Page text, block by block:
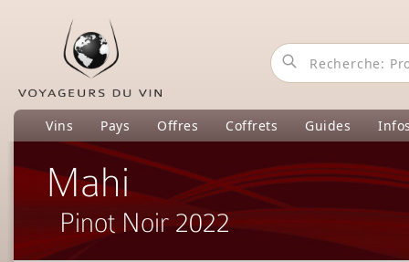
Vins Pays Offres Coffrets Guides
Mahi
Pinot Noir 2022